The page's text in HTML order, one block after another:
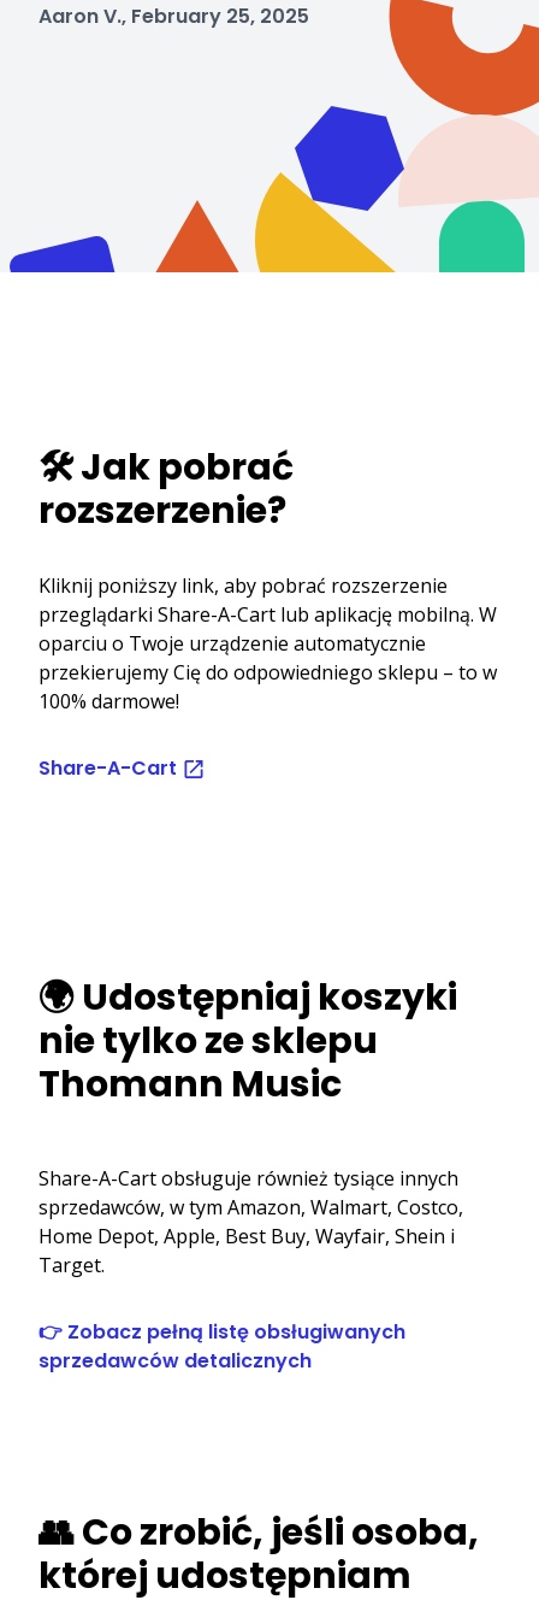
Aaron V., February 25, 2025
🛠️ Jak pobrać
rozszerzenie?
Kliknij poniższy link, aby pobrać rozszerzenie
przeglądarki Share-A-Cart lub aplikację mobilną. W
oparciu o Twoje urządzenie automatycznie
przekierujemy Cię do odpowiedniego sklepu – to w
100% darmowe!
Share-A-Cart
🌍 Udostępniaj koszyki
nie tylko ze sklepu
Thomann Music
Share-A-Cart obsługuje również tysiące innych
sprzedawców, w tym Amazon, Walmart, Costco,
Home Depot, Apple, Best Buy, Wayfair, Shein i
Target.
👉 Zobacz pełną listę obsługiwanych
sprzedawców detalicznych
👥 Co zrobić, jeśli osoba,
której udostępniam